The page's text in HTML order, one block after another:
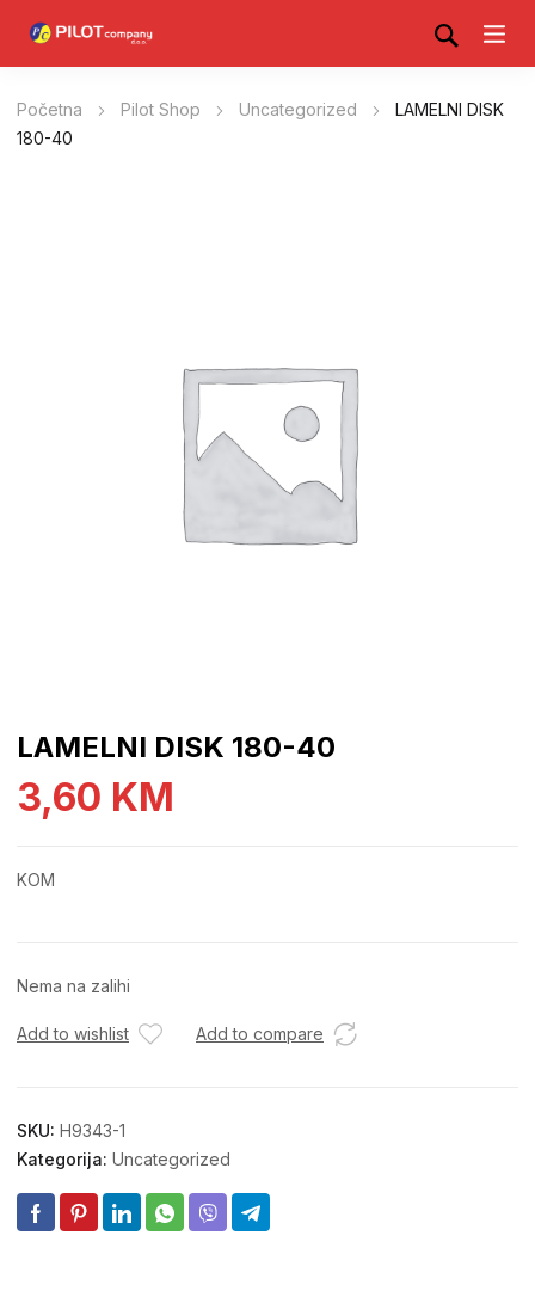
Početna Pilot Shop Uncategorized
LAMELNI DISK
180-40
LAMELNI DISK 180-40
3,60 KM
KOM
Nema na zalihi
Add to wishlist Add to compare
SKU: H9343-1
Kategorija: Uncategorized